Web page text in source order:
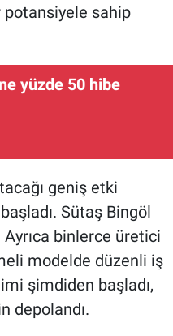
potansiyele sahip
yüzde 50 hibe
geniş etki
Sütaş Bingöl
binlerce üretici
modelde düzenli iş
şimdiden başladı,
depolandı.